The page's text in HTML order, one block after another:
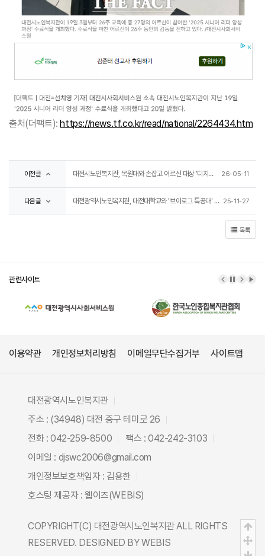
출처(더팩트):https://news.tf.co.kr/read/national/2264434.htm
이전글 대전시노인복지관, 목원대와 손잡고 어르신 대상 '디지털, 인문' 평생교육 전개 26-05-11
다음글 대전광역시노인복지관, 대전대학교와 '브이로그 특공대' 운영 25-11-27
목록
관련사이트 이전 배너
배너 정
다음
배
이용약관 개인정보처리방침 이메일무단수집거부 사이트맵
대전광역시노인복지관
주소 : (34948) 대전 중구 테미로 26
전화 : 042-259-8500
팩스 : 042-242-3103
이메일 : djswc2006@gmail.com
개인정보보호책임자 : 김용한
호스팅 제공자 : 웹이즈(WEBIS)
COPYRIGHT(C) 대전광역시노인복지관ALL RIGHTS
RESERVED. DESIGNED BYWEBIS
상
중